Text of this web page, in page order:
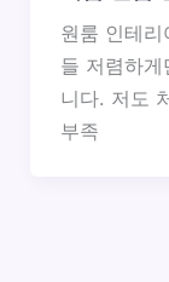
원룸 인테
들 저렴하
니다. 저도
부족